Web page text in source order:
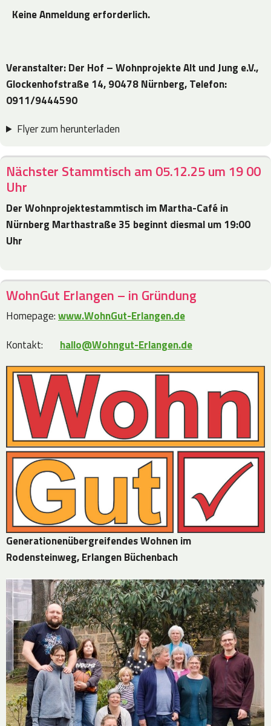
Keine Anmeldung erforderlich.
Veranstalter: Der Hof – Wohnprojekte Alt und Jung e.V.,
Glockenhofstraße 14,90478 Nürnberg, Telefon:
0911/9444590
Flyer zum herunterladen
Nächster Stammtisch am 05.12.25 um 19 00
Uhr
Der Wohnprojektestammtisch im Martha-Café in
Nürnberg Marthastraße 35 beginnt diesmal um 19:00
Uhr
WohnGut Erlangen – in Gründung
Homepage:www.WohnGut-Erlangen.de
Kontakt: hallo@Wohngut-Erlangen.de
Generationenübergreifendes Wohnen im
Rodensteinweg, Erlangen Büchenbach